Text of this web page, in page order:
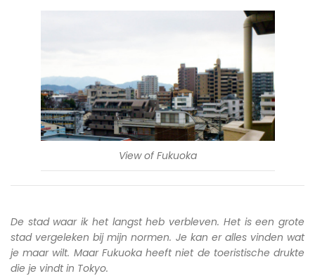
View of Fukuoka
De stad waar ik het langst heb verbleven. Het is een grote
stad vergeleken bij mijn normen. Je kan er alles vinden wat
je maar wilt. Maar Fukuoka heeft niet de toeristische drukte
die je vindt in Tokyo.